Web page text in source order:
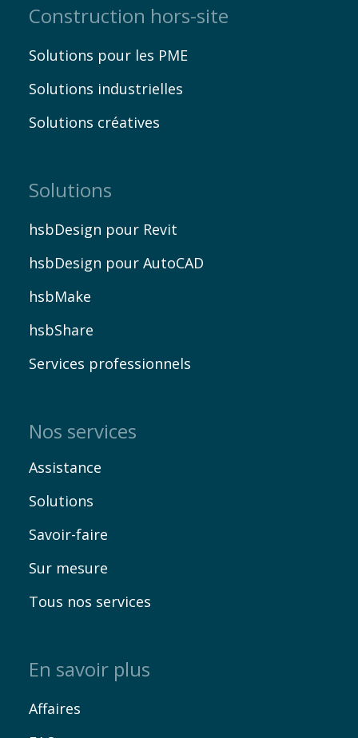
Construction hors-site
Solutions pour les PME
Solutions industrielles
Solutions créatives
Solutions
hsbDesign pour Revit
hsbDesign pour AutoCAD
hsbMake
hsbShare
Services professionnels
Nos services
Assistance
Solutions
Savoir-faire
Sur mesure
Tous nos services
En savoir plus
Affaires